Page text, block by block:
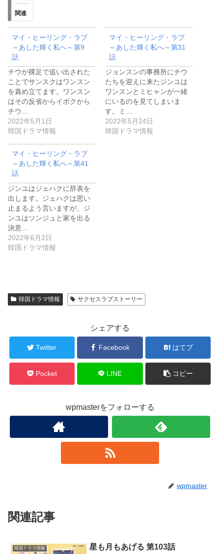
関連
マイ・ヒーリング・ラブ
～あした輝く私へ～第9
話
チウが裸足で追い出された
ことでサンスクはワンスン
を責め立てます。ワンスン
はその反省からイボクから
チウ…
2022年5月1日
韓国ドラマ情報
マイ・ヒーリング・ラブ
～あした輝く私へ～第31
話
ジョンスンの事務所にチウ
たちを迎えに来たジンユは
ワンスンとミヒャンが一緒
にいるのを見てしまいま
す。ミ…
2022年5月24日
韓国ドラマ情報
マイ・ヒーリング・ラブ
～あした輝く私へ～第41
話
ジンユはジェハクに辞表を
出します。ジェハクは思い
止まるよう言いますが、ジ
ンユはソンジュと家を出る
決意…
2022年6月2日
韓国ドラマ情報
韓国ドラマ情報 サクセスラブストーリー
シェアする
Twitter Facebook はてブ
Pocket LINE コピー
wpmasterをフォローする
wpmaster
関連記事
韓国ドラマ情報 星も月もあげる 第103話